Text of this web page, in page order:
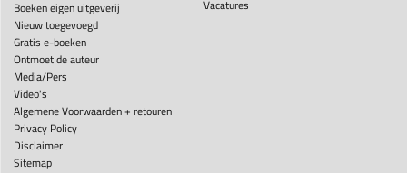
Boeken eigen uitgeverij
Nieuw toegevoegd
Gratis e-boeken
Ontmoet de auteur
Media/Pers
Video's
Algemene Voorwaarden + retouren
Privacy Policy
Disclaimer
Sitemap
Vacatures